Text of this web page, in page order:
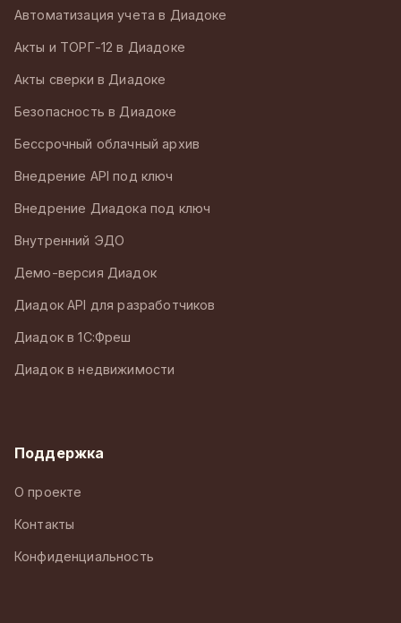
Автоматизация учета в Диадоке
Акты и ТОРГ-12 в Диадоке
Акты сверки в Диадоке
Безопасность в Диадоке
Бессрочный облачный архив
Внедрение API под ключ
Внедрение Диадока под ключ
Внутренний ЭДО
Демо-версия Диадок
Диадок API для разработчиков
Диадок в 1С:Фреш
Диадок в недвижимости
Поддержка
О проекте
Контакты
Конфиденциальность